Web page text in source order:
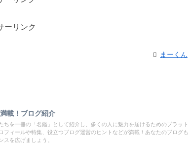
ーリンク
まーくん
載！ブログ紹介
ちを一冊の「名鑑」として紹介し、多くの人に魅力を届けるためのプラット
フィールや特集、役立つブログ運営のヒントなどが満載！あなたのブログも
スを広げましょう。